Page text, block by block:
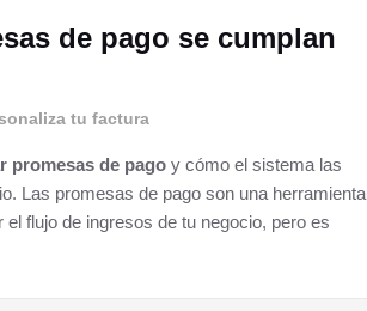
de pago se cumplan
tu factura
promesas de pago y cómo el sistema las
Las promesas de pago son una herramienta
flujo de ingresos de tu negocio, pero es